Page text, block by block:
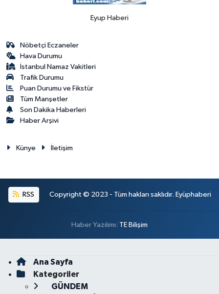
Eyup Haberi
Nöbetçi Eczaneler
Hava Durumu
İstanbul Namaz Vakitleri
Trafik Durumu
Puan Durumu ve Fikstür
Tüm Manşetler
Son Dakika Haberleri
Haber Arşivi
Künye İletişim
RSS Copyright © 2023 - Tüm hakları saklıdır. Eyüphaberi
Haber Yazılımı: TE Bilişim
Ana Sayfa
Kategoriler
GÜNDEM